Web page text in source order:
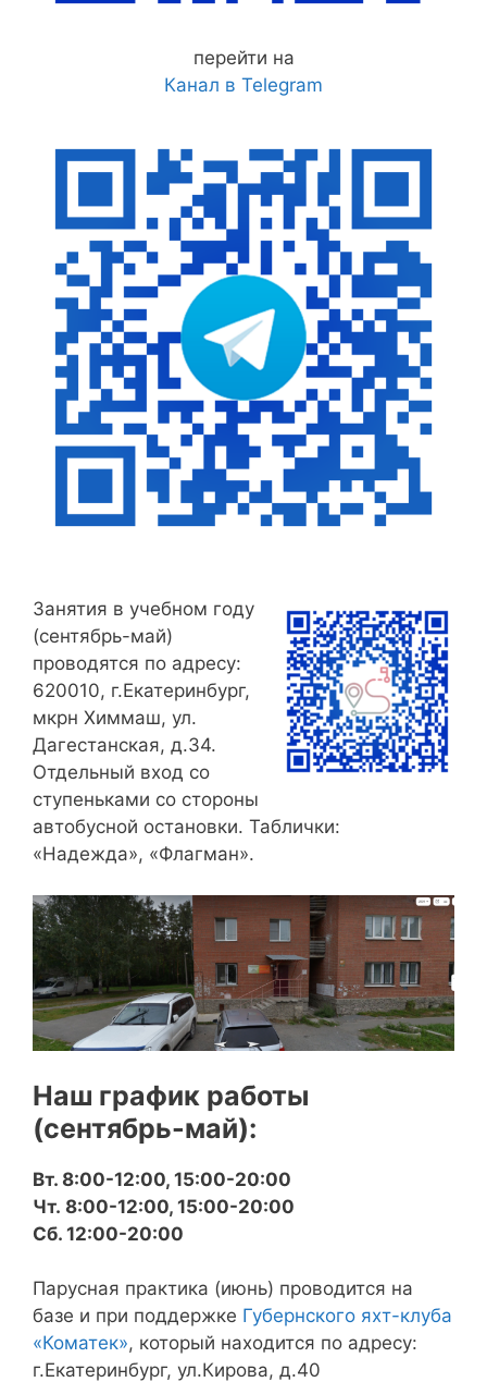
перейти на
Канал в Telegram
Занятия в учебном году
(сентябрь-май)
проводятся по адресу:
620010, г.Екатеринбург,
мкрн Химмаш, ул.
Дагестанская, д.34.
Отдельный вход со
ступеньками со стороны
автобусной остановки. Таблички:
«Надежда», «Флагман».
Наш график работы
(сентябрь-май):
Вт. 8:00-12:00, 15:00-20:00
Чт. 8:00-12:00, 15:00-20:00
Сб. 12:00-20:00
Парусная практика (июнь) проводится на
базе и при поддержке Губернского яхт-клуба
«Коматек», который находится по адресу:
г.Екатеринбург, ул.Кирова, д.40